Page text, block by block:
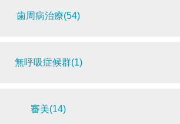
歯周病治療(54)
無呼吸症候群(1)
審美(14)